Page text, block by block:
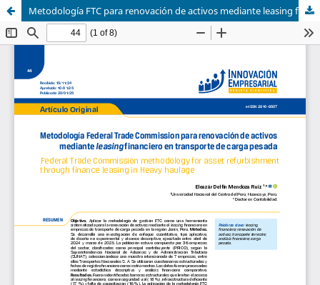
Metodología FTC para renovación de activos mediante leasing financiero en transporte de carga pesada